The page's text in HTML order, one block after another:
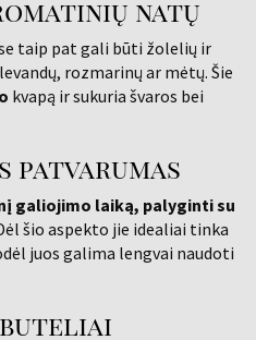
natų
taip pat gali būti žolelių ir
rozmarinų ar mėtų. Šie
kvapą ir sukuria švaros bei
patvarumas
galiojimo laiką, palyginti su
šio aspekto jie idealiai tinka
juos galima lengvai naudoti